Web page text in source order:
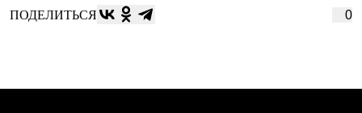
Комплект термобелья
Аксессуары для палаток
ПОДЕЛИТЬСЯ 0